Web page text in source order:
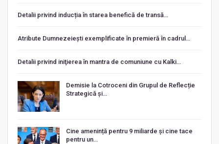
Detalii privind inducția în starea benefică de transă…
Atribute Dumnezeiești exemplificate în premieră în cadrul…
Detalii privind iniţierea în mantra de comuniune cu Kalki…
Demisie la Cotroceni din Grupul de Reflecție
Strategică și…
Cine amenință pentru 9 miliarde și cine tace
pentru un…